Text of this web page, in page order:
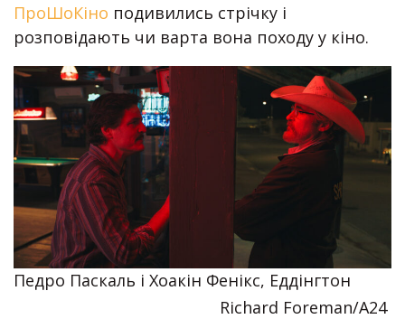
ПроШоКіно подивились стрічку і
розповідають чи варта вона походу у кіно.
Педро Паскаль і Хоакін Фенікс, Еддінгтон
Richard Foreman/A24